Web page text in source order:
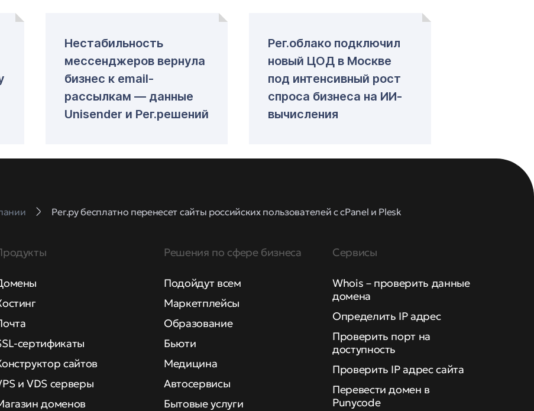
Нестабильность
мессенджеров вернула
бизнес к email-
рассылкам — данные
Unisender и Рег.решений
Рег.облако подключил
новый ЦОД в Москве
под интенсивный рост
спроса бизнеса на ИИ-
вычисления
Рег.ру бесплатно перенесет сайты российских пользователей с cPanel и Plesk
сертификаты
сайтов
и VDS серверы
доменов
Решения по сфере бизнеса
Подойдут всем
Маркетплейсы
Образование
Бьюти
Медицина
Автосервисы
Бытовые услуги
Сервисы
Whois – проверить данные
домена
Определить IP адрес
Проверить порт на
доступность
Проверить IP адрес сайта
Перевести домен в
Punycode